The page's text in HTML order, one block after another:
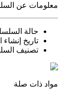
معلومات عن
حالة
تاريخ
تصنيف
مواد ذات صلة